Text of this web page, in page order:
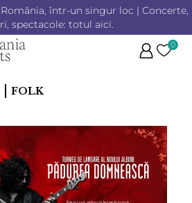
într-un singur loc | Concerte,
spectacole: totul aici.
0
FOLK